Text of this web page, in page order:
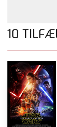
10